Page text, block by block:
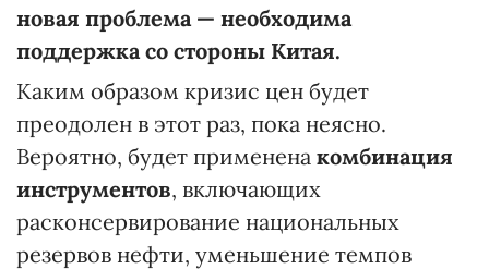
новая проблема — необходима
поддержка со стороны Китая.
Каким образом кризис цен будет
преодолен в этот раз, пока неясно.
Вероятно, будет применена комбинация
инструментов, включающих
расконсервирование национальных
резервов нефти, уменьшение темпов